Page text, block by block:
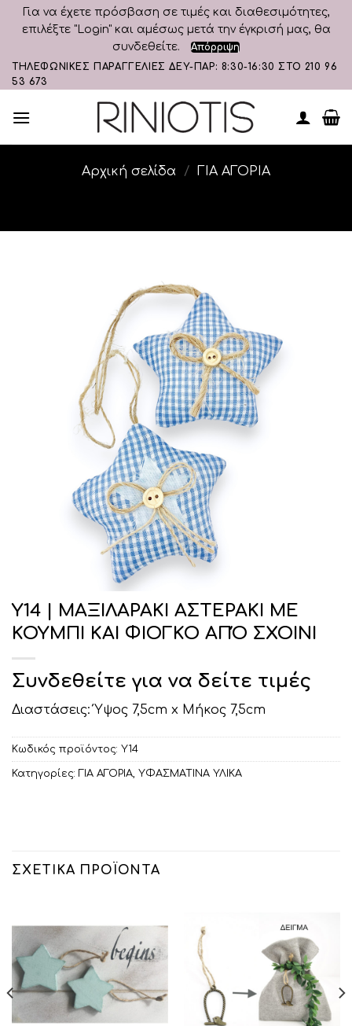
Για να έχετε πρόσβαση σε τιμές και διαθεσιμότητες,
επιλέξτε "Login" και αμέσως μετά την έγκρισή μας, θα
συνδεθείτε.
Απόρριψη
Skip
to
ΤΗΛΕΦΩΝΙΚΕΣ ΠΑΡΑΓΓΕΛΙΕΣ ΔΕΥ-ΠΑΡ: 8:30-16:30 ΣΤΟ 210 96
53 673
Αρχική σελίδα / ΓΙΑ ΑΓΟΡΙΑ
Υ14 | ΜΑΞΙΛΑΡΑΚΙ ΑΣΤΕΡΑΚΙ ΜΕ
ΚΟΥΜΠΙ ΚΑΙ ΦΙΟΓΚΟ ΑΠΌ ΣΧΟΙΝΙ
Συνδεθείτε για να δείτε τιμές
Διαστάσεις: Ύψος 7,5cm x Μήκος 7,5cm
Κωδικός προϊόντος: Υ14
Κατηγορίες: ΓΙΑ ΑΓΟΡΙΑ, ΥΦΑΣΜΑΤΙΝΑ ΥΛΙΚΑ
ΣΧΕΤΙΚΆ ΠΡΟΪΌΝΤΑ